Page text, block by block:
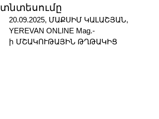
տնտեսումը
20.09.2025, ՄԱՔՍԻՄ ԿԱԼԱՇՅԱՆ,
YEREVAN ONLINE Mag.-
ի ՄՇԱԿՈՒԹԱՅԻՆ ԹՂԹԱԿԻՑ